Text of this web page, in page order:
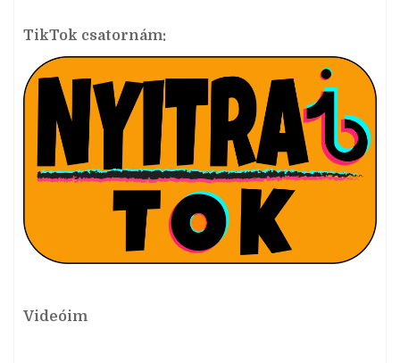
TikTok csatornám:
Videóim